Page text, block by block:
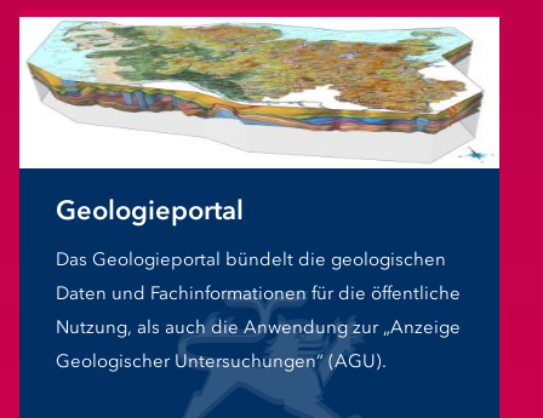
Geologieportal
Das Geologieportal bündelt die geologischen
Daten und Fachinformationen für die öffentliche
Nutzung, als auch die Anwendung zur „Anzeige
Geologischer Untersuchungen“ (AGU).